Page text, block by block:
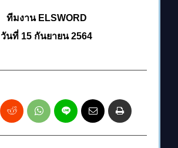
ทีมงาน ELSWORD
วันที่ 15 กันยายน 2564